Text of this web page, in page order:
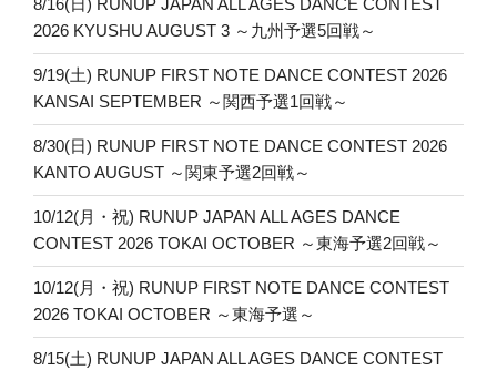
8/16(日) RUNUP JAPAN ALL AGES DANCE CONTEST
2026 KYUSHU AUGUST 3 ～九州予選5回戦～
9/19(土) RUNUP FIRST NOTE DANCE CONTEST 2026
KANSAI SEPTEMBER ～関西予選1回戦～
8/30(日) RUNUP FIRST NOTE DANCE CONTEST 2026
KANTO AUGUST ～関東予選2回戦～
10/12(月・祝) RUNUP JAPAN ALL AGES DANCE
CONTEST 2026 TOKAI OCTOBER ～東海予選2回戦～
10/12(月・祝) RUNUP FIRST NOTE DANCE CONTEST
2026 TOKAI OCTOBER ～東海予選～
8/15(土) RUNUP JAPAN ALL AGES DANCE CONTEST